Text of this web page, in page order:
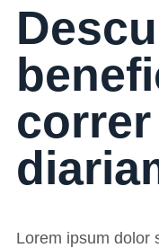
correr
Lorem ipsum dolor